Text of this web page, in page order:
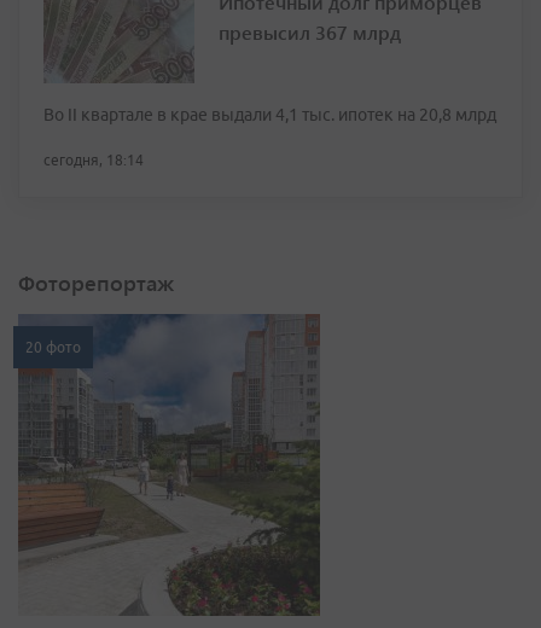
превысил 367 млрд
Во II квартале в крае выдали 4,1 тыс. ипотек на 20,8 млрд
сегодня, 18:14
Фоторепортаж
20 фото